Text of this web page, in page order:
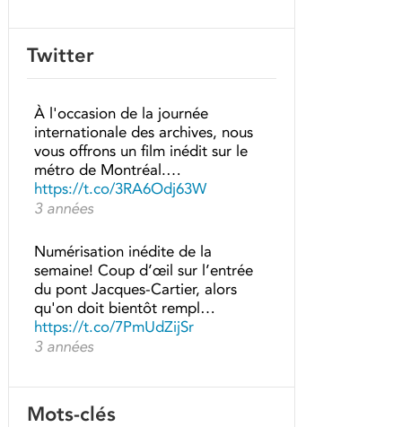
Twitter
À l'occasion de la journée
internationale des archives, nous
vous offrons un film inédit sur le
métro de Montréal.…
https://t.co/3RA6Odj63W
3 années
Numérisation inédite de la
semaine! Coup d’œil sur l’entrée
du pont Jacques-Cartier, alors
qu'on doit bientôt rempl…
https://t.co/7PmUdZijSr
3 années
Mots-clés